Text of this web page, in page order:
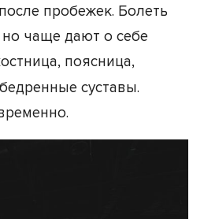
пробежек. Болеть
чаще дают о себе
поясница,
суставы.